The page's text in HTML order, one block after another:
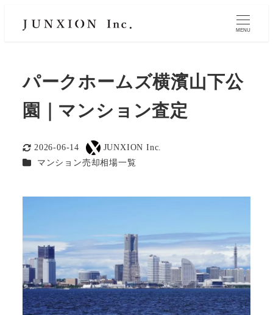
MENU
パークホームズ横濱山下公
園｜マンション査定
更新日
2026-06-14
著
者
JUNXION Inc.
カテゴリー
マンション売却相場一覧